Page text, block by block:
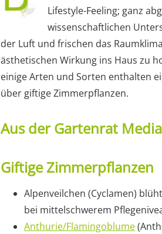
Lifestyle-Feeling; ganz
wissenschaftlichen
der Luft und frischen das
ästhetischen Wirkung ins Haus zu
einige Arten und Sorten enthalten
über giftige Zimmerpflanzen.
Aus der Gartenrat
Giftige Zimmerpflanzen
Alpenveilchen (Cyclamen)
bei mittelschwerem
Anthurie/Flamingoblume